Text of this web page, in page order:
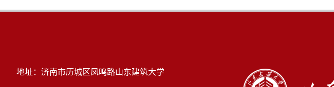
地址：济南市历城区凤鸣路山东建筑大学